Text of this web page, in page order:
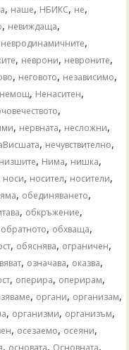
, наше, НБИКС, не,
, невиждаща,
невродинамичните,
, неврони, невроните,
, неговото, независимо,
немощ, Ненаситен,
,
, нервната, несложни,
, нечувствително,
низшите, Нима, нишка,
носи, носител, носители,
, обединяването,
, обкръжение,
обратното, обхваща,
, обяснява, ограничен,
, означава, оказва,
, оперира, оперирам,
, органи, организам,
, организми, организъм,
, осезаемо, осеяни,
, основата, Основната,